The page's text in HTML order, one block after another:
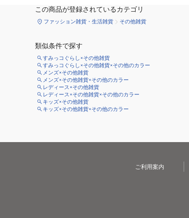
この商品が登録されているカテゴリ
ファッション雑貨・生活雑貨 その他雑貨
類似条件で探す
すみっコぐらし×その他雑貨
すみっコぐらし×その他雑貨×その他のカラー
メンズ×その他雑貨
メンズ×その他雑貨×その他のカラー
レディース×その他雑貨
レディース×その他雑貨×その他のカラー
キッズ×その他雑貨
キッズ×その他雑貨×その他のカラー
ご利用案内